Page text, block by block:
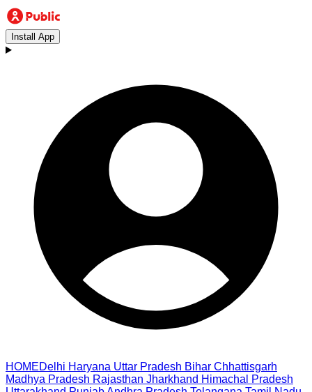
Install App
HOMEDelhi Haryana Uttar Pradesh Bihar Chhattisgarh
Madhya Pradesh Rajasthan Jharkhand Himachal Pradesh